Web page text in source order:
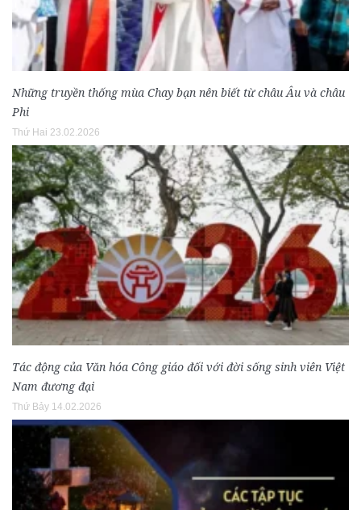
Những truyền thống mùa Chay bạn nên biết từ châu Âu và châu
Phi
Thứ Hai 23.02.2026
Tác động của Văn hóa Công giáo đối với đời sống sinh viên Việt
Nam đương đại
Thứ Bảy 14.02.2026